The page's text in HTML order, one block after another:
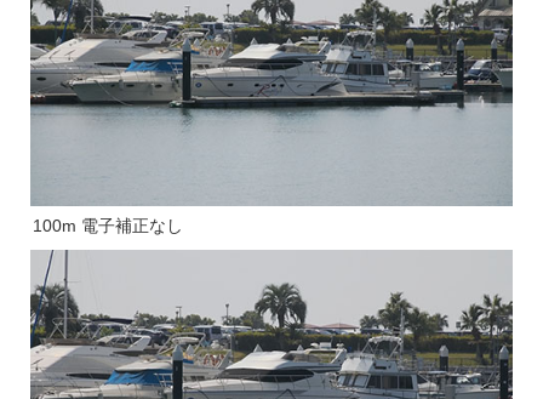
100m 電子補正なし